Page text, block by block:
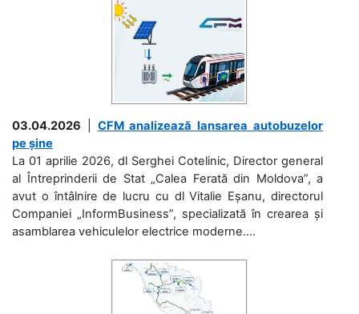
03.04.2026
CFM analizează lansarea autobuzelor
pe șine
La 01 aprilie 2026, dl Serghei Cotelinic, Director general
al Întreprinderii de Stat „Calea Ferată din Moldova”, a
avut o întâlnire de lucru cu dl Vitalie Eșanu, directorul
Companiei „InformBusiness”, specializată în crearea și
asamblarea vehiculelor electrice moderne....